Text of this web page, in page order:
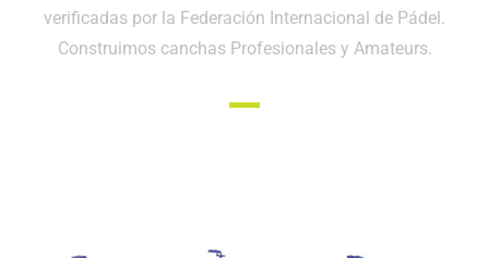
verificadas por la Federación Internacional de Pádel.
Construimos canchas Profesionales y Amateurs.